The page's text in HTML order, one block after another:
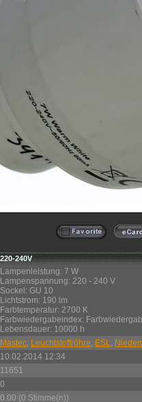
240V
Lampenleistung: 7 W
Lampenspannung: 220 - 240 V
Sockel: GU 10
Lichtstrom: 190 lm
Farbtemperatur: 2700 K
Farbwiedergabeindex:
Lebensdauer: 10000 h
Mastec, Leuchtstoffröhre, ESL,
10.02.2014 12:34
11651
0
0.00 (0 Stimme(n))